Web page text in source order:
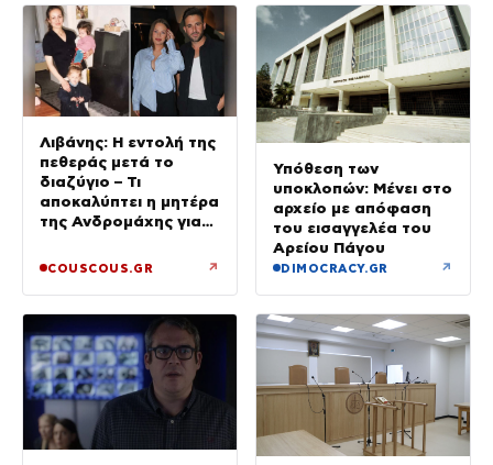
Λιβάνης: Η εντολή της
πεθεράς μετά το
διαζύγιο – Τι
αποκαλύπτει η μητέρα
της Ανδρομάχης για
COUSCOUS.GR ↗
Υπόθεση των
υποκλοπών: Μένει στο
αρχείο με απόφαση
του εισαγγελέα του
Αρείου Πάγου
DIMOCRACY.GR ↗